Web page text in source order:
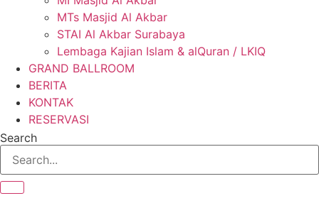
MTs Masjid Al Akbar
STAI Al Akbar Surabaya
Lembaga Kajian Islam & alQuran / LKIQ
GRAND BALLROOM
BERITA
KONTAK
RESERVASI
Search